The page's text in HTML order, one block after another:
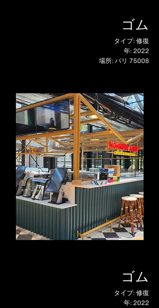
ゴム
タイプ: 修復
年: 2022
場所: パリ 75008
ゴム
タイプ: 修復
年: 2022